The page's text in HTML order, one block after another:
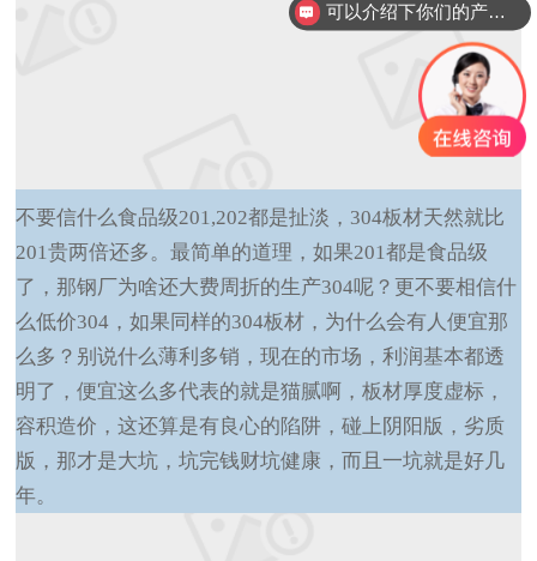
不要信什么食品级201,202都是扯淡， 304板材天然就比
201贵两倍还多。最简单的道理，如果201都是食品级
了，那钢厂为啥还大费周折的生产304呢？更不要相信什
么低价304 ，如果同样的304板材，为什么会有人便宜那
么多？别说什么薄利多销，现在的市场，利润基本都透
明了，便宜这么多代表的就是猫腻啊，板材厚度虚标，
容积造价，这还算是有良心的陷阱，碰上阴阳版，劣质
版，那才是大坑，坑完钱财坑健康，而且一坑就是好几
年。
可以介绍下你们的产品么？